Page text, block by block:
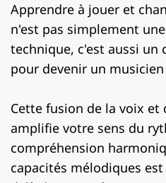
Apprendre à jouer et
n'est pas simplement
technique, c'est aussi un
pour devenir un
Cette fusion de la voix et
amplifie votre sens du
compréhension
capacités mélodiques